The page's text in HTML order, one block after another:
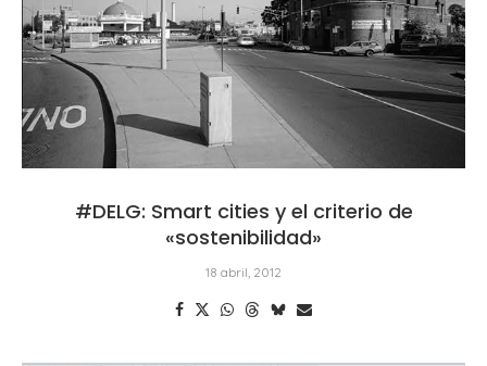
#DELG: Smart cities y el criterio de
«sostenibilidad»
18 abril, 2012